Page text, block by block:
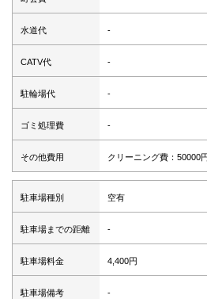
水道代 -
CATV代 -
駐輪場代 -
ゴミ処理費 -
その他費用 クリーニング費：50000
駐車場種別 空有
駐車場までの距離 -
駐車場料金 4,400円
駐車場備考 -